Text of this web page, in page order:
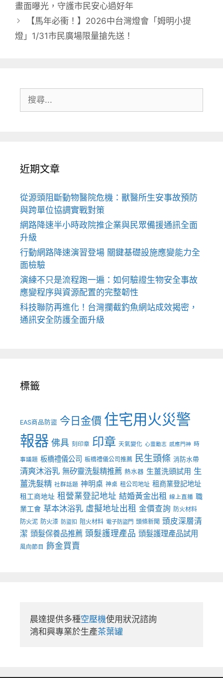
畫面曝光，守護市民安心過好年
【馬年必衝！】2026中台灣燈會「姆明小提
燈」1/31市民廣場限量搶先送！
尋:
近期文章
從源頭阻斷動物醫院危機：獸醫所生安事故預防
與跨單位協調實戰對策
網路降速半小時政院推企業與民眾備援通訊全面
升級
行動網路降速演習登場 關鍵基礎設施應變能力全
面檢驗
演練不只是流程跑一遍：如何驗證生物安全事故
應變程序與資源配置的完整韌性
科技聯防再進化！台灣攔截釣魚網站成效揭密，
通訊安全防護全面升級
標籤
EAS商品防盜 今日金價 住宅用火災警
報器 佛具 刻印章 印章 天氣變化 心靈勵志 感應門神 時
事議題 板橋禮儀公司 板橋禮儀公司推薦 民生頭條 消防水帶
清爽沐浴乳 無矽靈洗髮精推薦 熱水器 生薑洗頭試用 生
薑洗髮精 社群話題 神明桌 神桌 租公司地址 租商業登記地址
租工商地址 租營業登記地址 結婚黃金出租 線上直播 職
業工會 草本沐浴乳 虛擬地址出租 金價查詢 防火材料
防火泥 防火漆 防盜扣 阻火材料 電子防盜門 頭條新聞 頭皮深層清
潔 頭髮保養品推薦 頭髮護理產品 頭髮護理產品試用
風向節目 飾金買賣
晨達提供多種空壓機使用狀況諮詢
鴻和興專業於生產茶葉罐